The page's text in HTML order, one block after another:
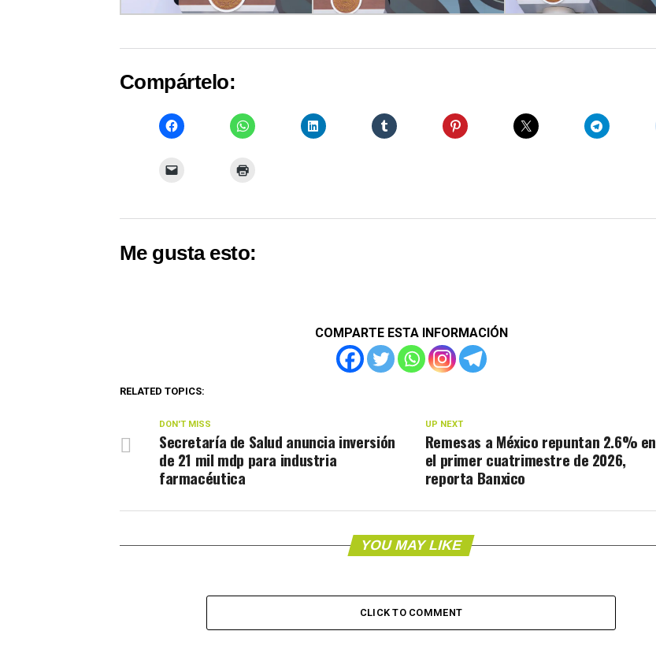
Compártelo:
Me gusta esto:
COMPARTE ESTA INFORMACIÓN
RELATED TOPICS:
UP NEXT
Remesas a México repuntan 2.6% en
el primer cuatrimestre de 2026,
reporta Banxico
DON'T MISS
Secretaría de Salud anuncia inversión
de 21 mil mdp para industria
farmacéutica
YOU MAY LIKE
CLICK TO COMMENT